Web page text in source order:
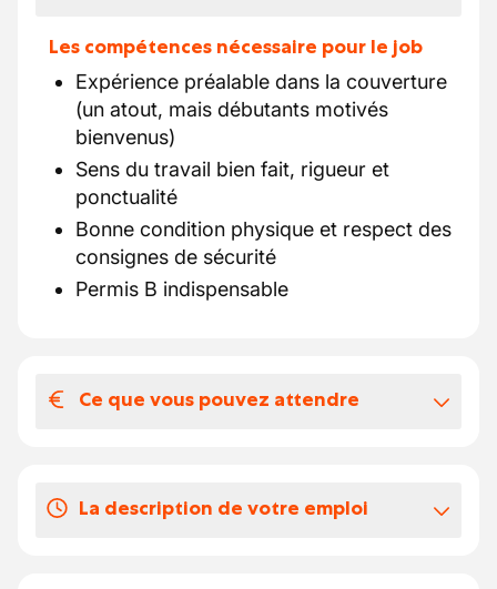
Les compétences nécessaire pour le job
Expérience préalable dans la couverture
(un atout, mais débutants motivés
bienvenus)
Sens du travail bien fait, rigueur et
ponctualité
Bonne condition physique et respect des
consignes de sécurité
Permis B indispensable
Ce que vous pouvez attendre
Un contrat à long terme après période
La description de votre emploi